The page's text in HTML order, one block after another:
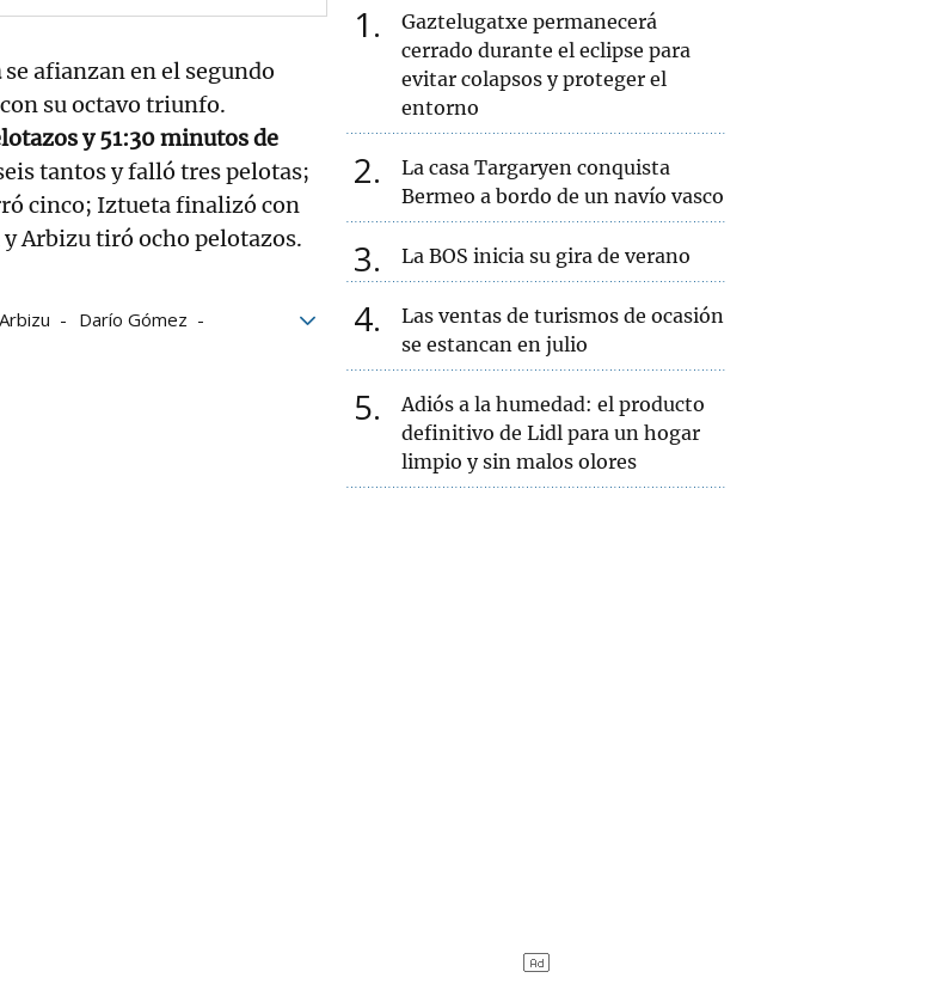
se afianzan en el segundo
su octavo triunfo.
y 51:30 minutos de
tantos y falló tres pelotas;
cinco; Iztueta finalizó con
Arbizu tiró ocho pelotazos.
Darío Gómez
1
Gaztelugatxe permanecerá
cerrado durante el eclipse para
evitar colapsos y proteger el
entorno
2
La casa Targaryen conquista
Bermeo a bordo de un navío vasco
3 La BOS inicia su gira de verano
4
Las ventas de turismos de ocasión
se estancan en julio
5
Adiós a la humedad: el producto
definitivo de Lidl para un hogar
limpio y sin malos olores